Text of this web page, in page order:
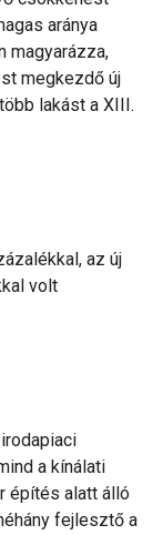
aránya
magyarázza,
megkezdő új
lakást a XIII.
az új
volt
a kínálati
építés alatt álló
fejlesztő a